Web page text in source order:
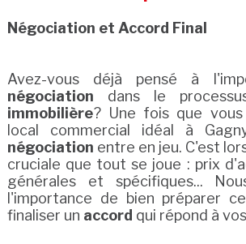
Négociation et Accord Final
Avez-vous déjà pensé à
négociation dans le
immobilière? Une fois que
local commercial idéal à
négociation entre en jeu. C'est
cruciale que tout se joue : prix
générales et spécifiques...
l'importance de bien préparer
finaliser un accord qui répond à